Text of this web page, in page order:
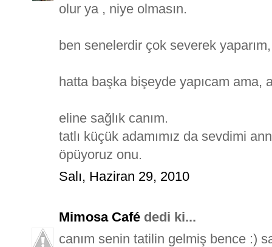
olur ya , niye olmasın.
ben senelerdir çok severek
hatta başka bişeyde yapıcam ama,
eline sağlık canım.
tatlı küçük adamımız da sevdimi
öpüyoruz onu.
Salı, Haziran 29, 2010
Mimosa Café dedi ki...
canım senin tatilin gelmiş bence :)